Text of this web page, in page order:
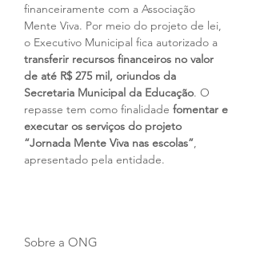
financeiramente com a Associação
Mente Viva. Por meio do projeto de lei,
o Executivo Municipal fica autorizado a
transferir recursos financeiros no valor
de até R$ 275 mil, oriundos da
Secretaria Municipal da Educação. O
repasse tem como finalidade fomentar e
executar os serviços do projeto
“Jornada Mente Viva nas escolas”,
apresentado pela entidade.
Sobre a ONG